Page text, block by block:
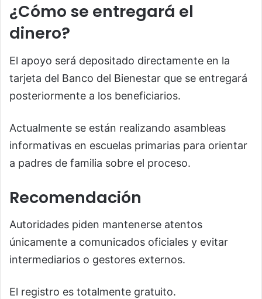
¿Cómo se entregará el
dinero?
El apoyo será depositado directamente en la
tarjeta del Banco del Bienestar que se entregará
posteriormente a los beneficiarios.
Actualmente se están realizando asambleas
informativas en escuelas primarias para orientar
a padres de familia sobre el proceso.
Recomendación
Autoridades piden mantenerse atentos
únicamente a comunicados oficiales y evitar
intermediarios o gestores externos.
El registro es totalmente gratuito.